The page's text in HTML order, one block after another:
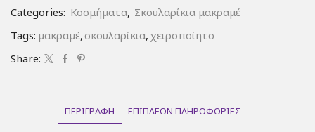
Categories: Κοσμήματα, Σκουλαρίκια μακραμέ
Tags: μακραμέ,σκουλαρίκια, χειροποίητο
Share:
ΠΕΡΙΓΡΑΦΉ ΕΠΙΠΛΈΟΝ ΠΛΗΡΟΦΟΡΊΕΣ